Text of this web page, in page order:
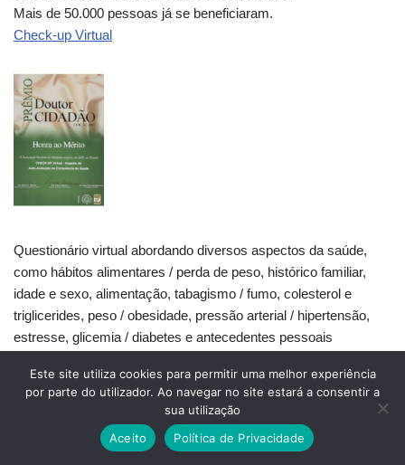
Mais de 50.000 pessoas já se beneficiaram.
Check-up Virtual
Questionário virtual abordando diversos aspectos da saúde,
como hábitos alimentares / perda de peso, histórico familiar,
idade e sexo, alimentação, tabagismo / fumo, colesterol e
triglicerides, peso / obesidade, pressão arterial / hipertensão,
estresse, glicemia / diabetes e antecedentes pessoais
Exames Normais, Mas Você Continua Mal? Entenda a Ligação
Entre Intestino e Hormônios
Lipedema Talks #09 · Exames e Meta-inflamação: a ciência por
Este site utiliza cookies para permitir uma melhor experiência
por parte do utilizador. Ao navegar no site estará a consentir a
sua utilização
Aceito
Política de Privacidade